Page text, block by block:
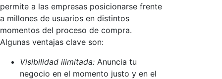
permite a las empresas posicionarse frente
a millones de usuarios en distintos
momentos del proceso de compra.
Algunas ventajas clave son:
Visibilidad ilimitada: Anuncia tu
negocio en el momento justo y en el